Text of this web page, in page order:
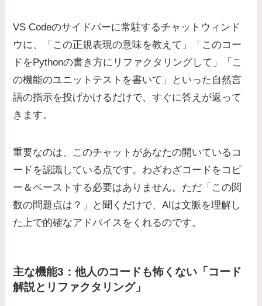
VS Codeのサイドバーに常駐するチャットウィンド
ウに、「この正規表現の意味を教えて」「このコー
ドをPythonの書き方にリファクタリングして」「こ
の機能のユニットテストを書いて」といった自然言
語の指示を投げかけるだけで、すぐに答えが返って
きます。
重要なのは、このチャットがあなたの開いているコ
ードを認識している点です。わざわざコードをコピ
ー＆ペーストする必要はありません。ただ「この関
数の問題点は？」と聞くだけで、AIは文脈を理解し
た上で的確なアドバイスをくれるのです。
主な機能3：他人のコードも怖くない「コード
解説とリファクタリング」